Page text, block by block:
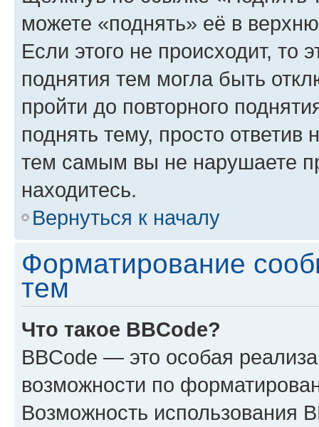
можете «поднять» её в
Если этого не происходит, то
поднятия тем могла быть
пройти до повторного
поднять тему, просто ответив
тем самым вы не нарушаете
находитесь.
Вернуться к началу
Форматирование
тем
Что такое BBCode?
BBCode — это особая
возможности по
Возможность использования